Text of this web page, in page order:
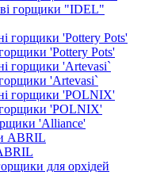
горщики "IDEL"
'Pottery Pots'
'Artevasi`
горщики 'POLNIX'
'Alliance'